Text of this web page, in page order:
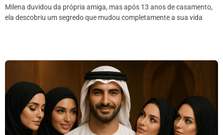
Milena duvidou da própria amiga, mas após 13 anos de casamento,
ela descobriu um segredo que mudou completamente a sua vida